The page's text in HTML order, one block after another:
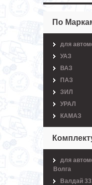
По
для
УАЗ
ВАЗ
ПАЗ
ЗИЛ
УРАЛ
КАМАЗ
для
Волга
Валдай